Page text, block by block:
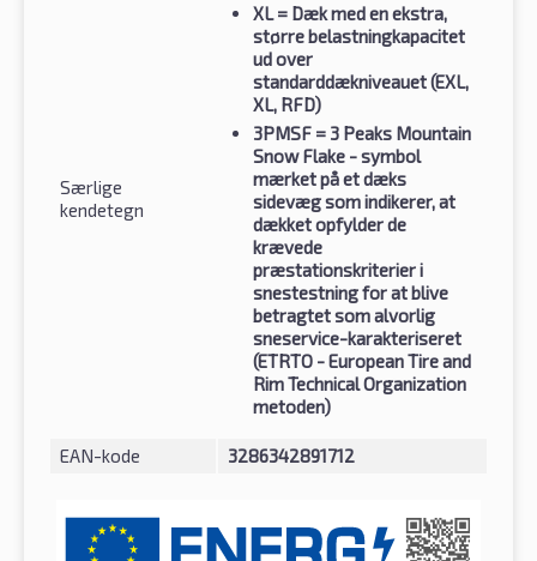
Særlige
kendetegn
XL= Dæk med en ekstra,
større belastningkapacitet
ud over
standarddækniveauet (EXL,
XL, RFD)
3PMSF = 3 Peaks Mountain
Snow Flake - symbol
mærket på et dæks
sidevæg som indikerer, at
dækket opfylder de
krævede
præstationskriterier i
snestestning for at blive
betragtet som alvorlig
sneservice-karakteriseret
(ETRTO - European Tire and
Rim Technical Organization
metoden)
EAN-kode 3286342891712